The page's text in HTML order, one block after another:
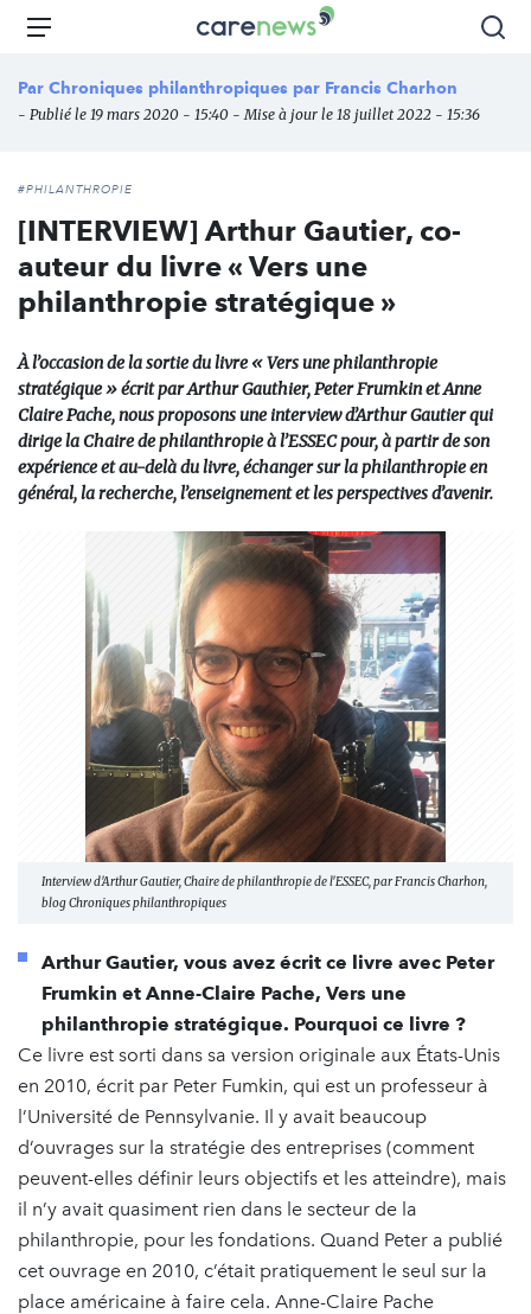
Aller
principal
Carenews,
média
des
Menu
Par Chroniques philanthropiques par Francis Charhon
- Publié le 19 mars 2020 - 15:40 - Mise à jour le 18 juillet 2022 - 15:36
#PHILANTHROPIE
[INTERVIEW] Arthur Gautier, co-
auteur du livre « Vers une
philanthropie stratégique »
À l’occasion de la sortie du livre « Vers une philanthropie
stratégique » écrit par Arthur Gauthier, Peter Frumkin et Anne
Claire Pache, nous proposons une interview d’Arthur Gautier qui
dirige la Chaire de philanthropie à l’ESSEC pour, à partir de son
expérience et au-delà du livre, échanger sur la philanthropie en
général, la recherche, l’enseignement et les perspectives d’avenir.
Interview d'Arthur Gautier, Chaire de philanthropie de l'ESSEC, par Francis Charhon,
blog Chroniques philanthropiques
Arthur Gautier, vous avez écrit ce livre avec Peter
Frumkin et Anne-Claire Pache, Vers une
philanthropie stratégique. Pourquoi ce livre ?
Ce livre est sorti dans sa version originale aux États-Unis
en 2010, écrit par Peter Fumkin, qui est un professeur à
l’Université de Pennsylvanie. Il y avait beaucoup
d’ouvrages sur la stratégie des entreprises (comment
peuvent-elles définir leurs objectifs et les atteindre), mais
il n’y avait quasiment rien dans le secteur de la
philanthropie, pour les fondations. Quand Peter a publié
cet ouvrage en 2010, c’était pratiquement le seul sur la
place américaine à faire cela. Anne-Claire Pache